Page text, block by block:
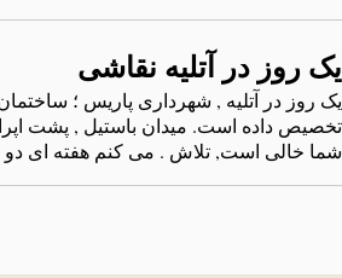
یک روز در آتلیه نقاشی
یک روز در آتلیه , شهرداری پاریس ؛
شما خالی است, تلاش . می کنم هفته ای دو